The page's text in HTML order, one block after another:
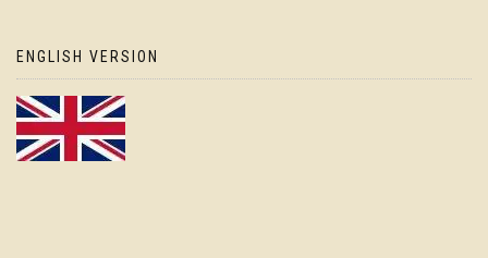
ENGLISH VERSION